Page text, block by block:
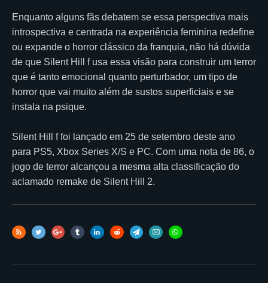
Enquanto alguns fãs debatem se essa perspectiva mais
introspectiva e centrada na experiência feminina redefine
ou expande o horror clássico da franquia, não há dúvida
de que Silent Hill f usa essa visão para construir um terror
que é tanto emocional quanto perturbador, um tipo de
horror que vai muito além de sustos superficiais e se
instala na psique.
Silent Hill f foi lançado em 25 de setembro deste ano
para PS5, Xbox Series X/S e PC. Com uma nota de 86, o
jogo de terror alcançou a mesma alta classificação do
aclamado remake de Silent Hill 2.